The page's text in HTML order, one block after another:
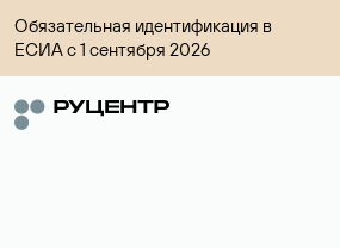
Обязательная идентификация в
ЕСИА с 1 сентября 2026